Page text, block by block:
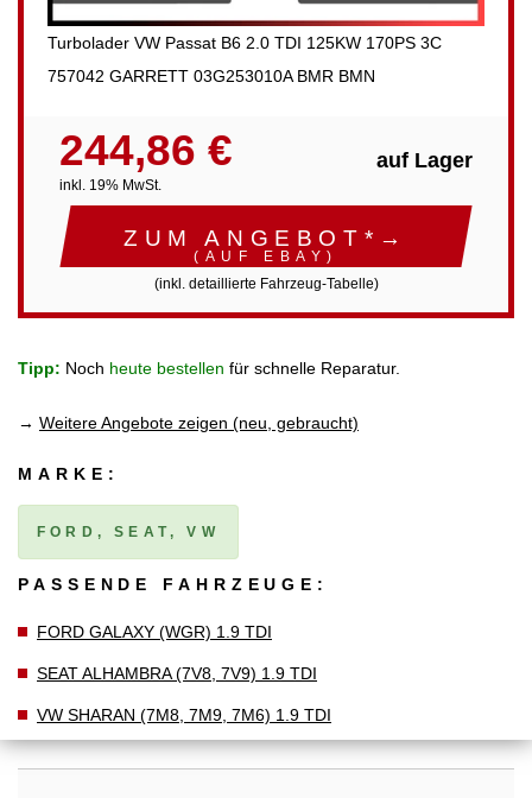
Turbolader VW Passat B6 2.0 TDI 125KW 170PS 3C
757042 GARRETT 03G253010A BMR BMN
244,86 €
inkl. 19% MwSt.
auf Lager
ZUM ANGEBOT*→
(AUF EBAY)
(inkl. detaillierte Fahrzeug-Tabelle)
Tipp: Noch heute bestellen für schnelle Reparatur.
→ Weitere Angebote zeigen (neu, gebraucht)
MARKE:
FORD, SEAT, VW
PASSENDE FAHRZEUGE:
FORD GALAXY (WGR) 1.9 TDI
SEAT ALHAMBRA (7V8, 7V9) 1.9 TDI
VW SHARAN (7M8, 7M9, 7M6) 1.9 TDI